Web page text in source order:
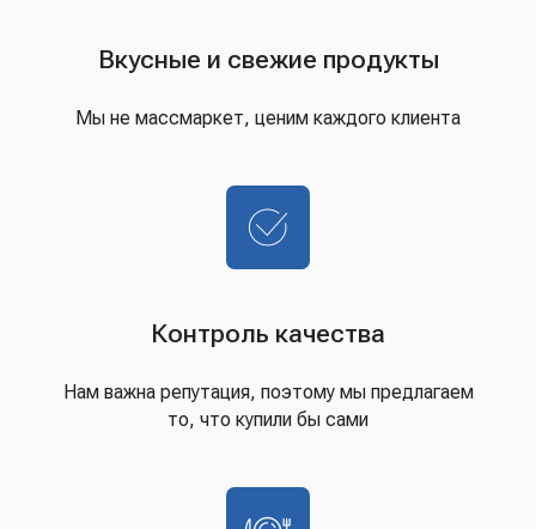
Вкусные и свежие продукты
Мы не массмаркет, ценим каждого клиента
Контроль качества
Нам важна репутация, поэтому мы предлагаем
то, что купили бы сами